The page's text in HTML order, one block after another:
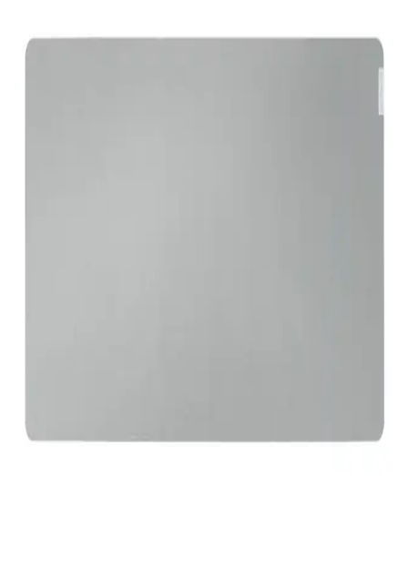
Oyuncu PC aksesuarları, performansı artıran ve oyun deneyimini
Oyuncuların performansını artıran gaming mouse pad'lerin malzeme,
boyut, kaydırmazlık ve dayanıklılık gibi teknik özellikleri ile en